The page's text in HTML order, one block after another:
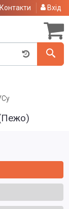
Контакти Вхід